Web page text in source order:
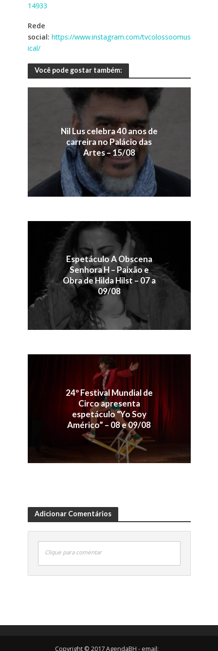
14933
Rede
social: https://www.instagram.com/tvcolossoomus
ical/
Você pode gostar também:
Nil Lus celebra 40 anos de
carreira no Palácio das
Artes – 15/08
Espetáculo A Obscena
Senhora H – Paixão e
Obra de Hilda Hilst – 07 a
09/08
24º Festival Mundial de
Circo apresenta
espetáculo “Yo Soy
Américo” – 08 e 09/08
Adicionar Comentários
Clique para comentar
Copyright © 2017 AgendaBH - email: